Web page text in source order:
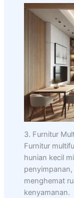
3. Furnitur
Furnitur
hunian kecil
menghemat
kenyamanan.